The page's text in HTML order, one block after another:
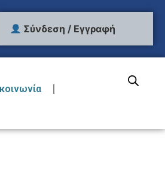
Σύνδεση / Εγγραφή